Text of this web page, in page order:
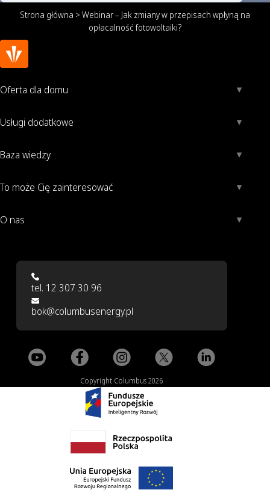
Strona główna > Webinar – Jak zmiany w przepisach wpłyną na
opłacalność fotowoltaiki?
Oferta dla domu
Usługi dodatkowe
Baza wiedzy
To może Cię zainteresować
O nas
tel. 12 307 30 96
bok@columbusenergy.pl
Copyright Columbus 2026